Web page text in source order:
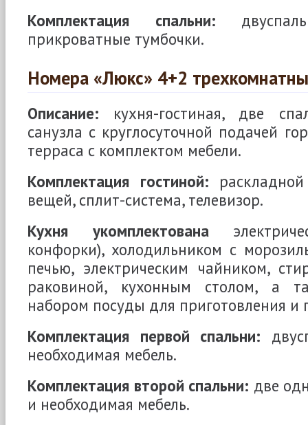
Комплектация спальни:
прикроватные тумбочки.
Номера «Люкс» 4+2
Описание: кухня-гостиная, две
санузла с круглосуточной подачей
терраса с комплектом мебели.
Комплектация гостиной:
вещей, сплит-система, телевизор.
Кухня укомплектована
конфорки), холодильником с
печью, электрическим чайником,
раковиной, кухонным столом, а
набором посуды для приготовления
Комплектация первой спальни:
необходимая мебель.
Комплектация второй спальни: две
и необходимая мебель.